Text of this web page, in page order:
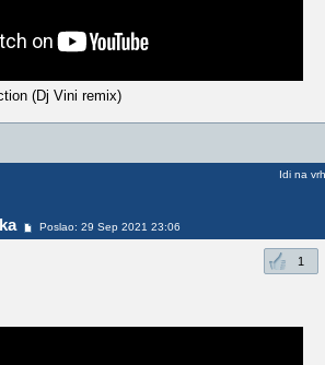
(Dj Vini remix)
Poslao: 29 Sep 2021 23:06
Idi na vrh
1